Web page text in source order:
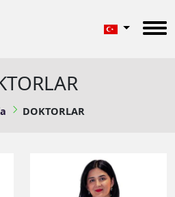
DOKTORLAR